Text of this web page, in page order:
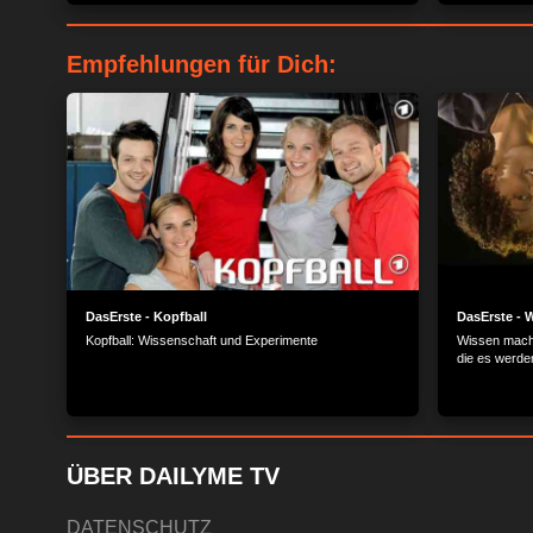
diese Fragen.
Empfehlungen für Dich:
DasErste - Kopfball
Kopfball: Wissenschaft und Experimente
DasErste -
Wissen
die es
ÜBER DAILYME TV
DATENSCHUTZ